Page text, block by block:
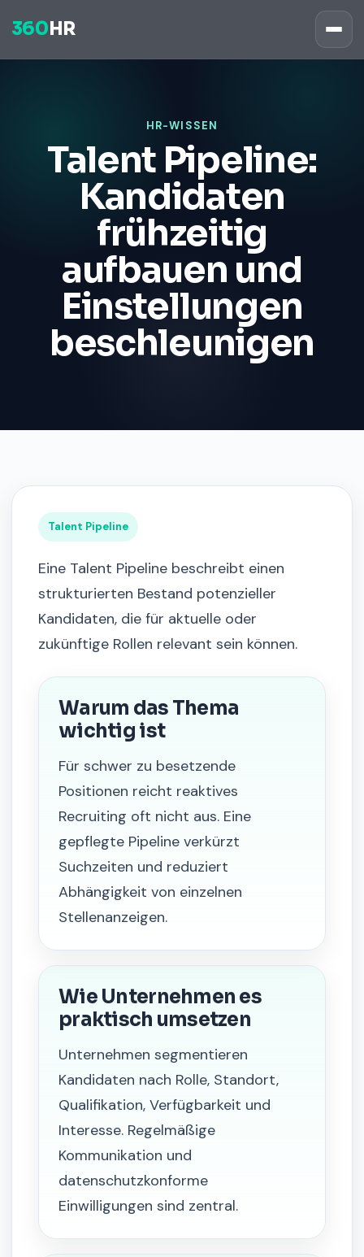
360 HR
HR-WISSEN
Talent Pipeline:
Kandidaten
frühzeitig
aufbauen und
Einstellungen
beschleunigen
Talent Pipeline
Eine Talent Pipeline beschreibt einen
strukturierten Bestand potenzieller
Kandidaten, die für aktuelle oder
zukünftige Rollen relevant sein können.
Warum das Thema
wichtig ist
Für schwer zu besetzende
Positionen reicht reaktives
Recruiting oft nicht aus. Eine
gepflegte Pipeline verkürzt
Suchzeiten und reduziert
Abhängigkeit von einzelnen
Stellenanzeigen.
Wie Unternehmen es
praktisch umsetzen
Unternehmen segmentieren
Kandidaten nach Rolle, Standort,
Qualifikation, Verfügbarkeit und
Interesse. Regelmäßige
Kommunikation und
datenschutzkonforme
Einwilligungen sind zentral.